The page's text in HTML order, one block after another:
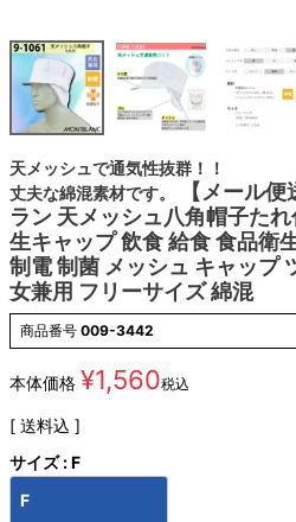
天メッシュで通気性抜群！！
丈夫な綿混素材です。
【メール
ラン 天メッシュ八角帽子た
生キャップ 飲食 給食 食品衛
制電 制菌 メッシュ キャップ
女兼用 フリーサイズ 綿混
商品番号 009-3442
本体価格 ¥1,560税込
送料込
サイズ F
F